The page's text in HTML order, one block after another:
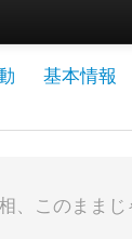
基本情報
、このまま